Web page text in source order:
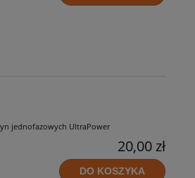
jednofazowych UltraPower
20,00 zł
DO KOSZYKA